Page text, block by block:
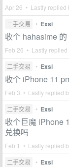
Apr 26 • Lastly replied
二手交易 • Exsi
收个 hahasime
Feb 26 • Lastly replied
二手交易 • Exsi
收个 iPhone 11
Feb 3 • Lastly replied
二手交易 • Exsi
收个巨魔 iPhone
兑换吗
Feb 1 • Lastly replied
二手交易 • Exsi